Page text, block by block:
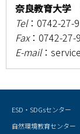
キャ
サイ
交通
奈良教育大学
Tel：0742-27-
Fax：0742-27-
E-mail：
ESD・SDGsセンター
自然環境教育センター